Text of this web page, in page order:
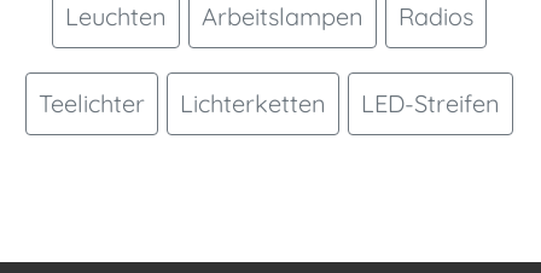
Leuchten Arbeitslampen Radios
Teelichter Lichterketten LED-Streifen